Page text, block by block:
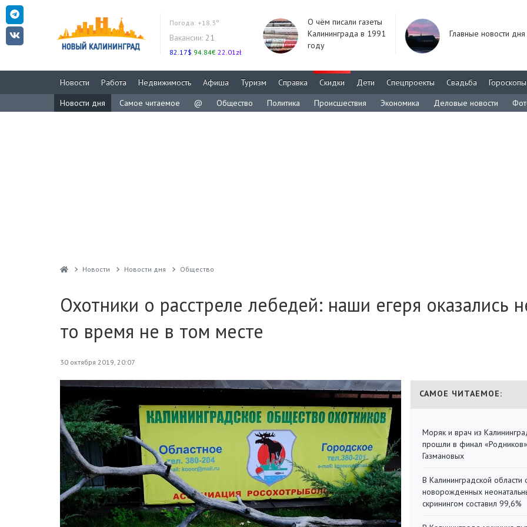
Погода: +18.3°
Вакансии: 21
82.17$ 94.84€ 22.01zł
О чём писали газеты
Калининграда в 1991
году
Главные новости дня
Новости Работа Недвижимость Афиша Туризм Справка Скидки Дети Спецпроекты Свадьба
Гороскопы
Новости дня
Самое читаемое @ Общество Политика Происшествия Экономика Деловые новости
Новости Новости дня Общество
Охотники о расстреле лебедей: наши егеря оказались
то время не в том месте
30 октября 2019, 20:07
САМОЕ ЧИТАЕМОЕ:
Моряк и врач из
прошли в финал «Родников»
Газмановых
В Калининградской области
новорожденных
скринингом составил 99,6%